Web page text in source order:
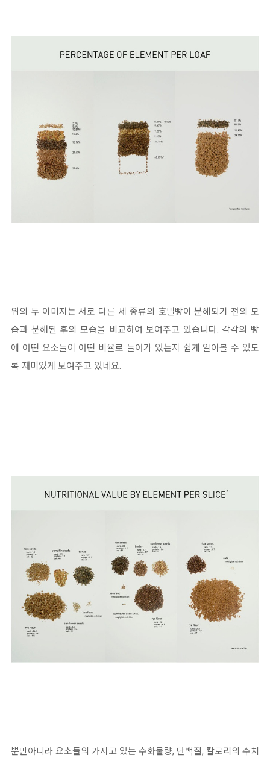
위의 두 이미지는 서로 다른 세 종류의 호밀빵이 분해되기 전의 모
습과 분해된 후의 모습을 비교하여 보여주고 있습니다. 각각의 빵
에 어떤 요소들이 어떤 비율로 들어가 있는지 쉽게 알아볼 수 있도
록 재미있게 보여주고 있네요.
뿐만아니라 요소들의 가지고 있는 수화물량, 단백질, 칼로리의 수치